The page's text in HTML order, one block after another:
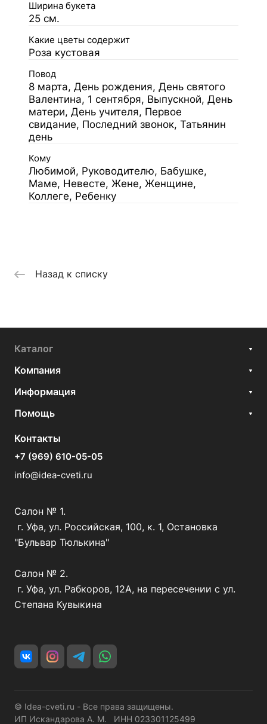
Ширина букета
25 см.
Какие цветы содержит
Роза кустовая
Повод
8 марта, День рождения, День святого
Валентина, 1 сентября, Выпускной, День
матери, День учителя, Первое
свидание, Последний звонок, Татьянин
день
Кому
Любимой, Руководителю, Бабушке,
Маме, Невесте, Жене, Женщине,
Коллеге, Ребенку
Назад к списку
Каталог
Компания
Информация
Помощь
Контакты
+7 (969) 610-05-05
info@idea-cveti.ru
Салон № 1.
г. Уфа, ул. Российская, 100, к. 1, Остановка
"Бульвар Тюлькина"
Салон № 2.
г. Уфа, ул. Рабкоров, 12А, на пересечении с ул.
Степана Кувыкина
© Idea-cveti.ru - Все права защищены.
ИП Искандарова А. М. ИНН 023301125499